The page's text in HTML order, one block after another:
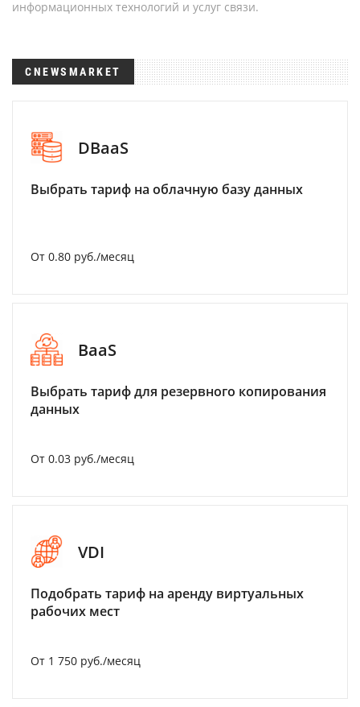
информационных технологий и услуг связи.
CNEWSMARKET
DBaaS
Выбрать тариф на облачную базу данных
От 0.80 руб./месяц
BaaS
Выбрать тариф для резервного копирования
данных
От 0.03 руб./месяц
VDI
Подобрать тариф на аренду виртуальных
рабочих мест
От 1 750 руб./месяц